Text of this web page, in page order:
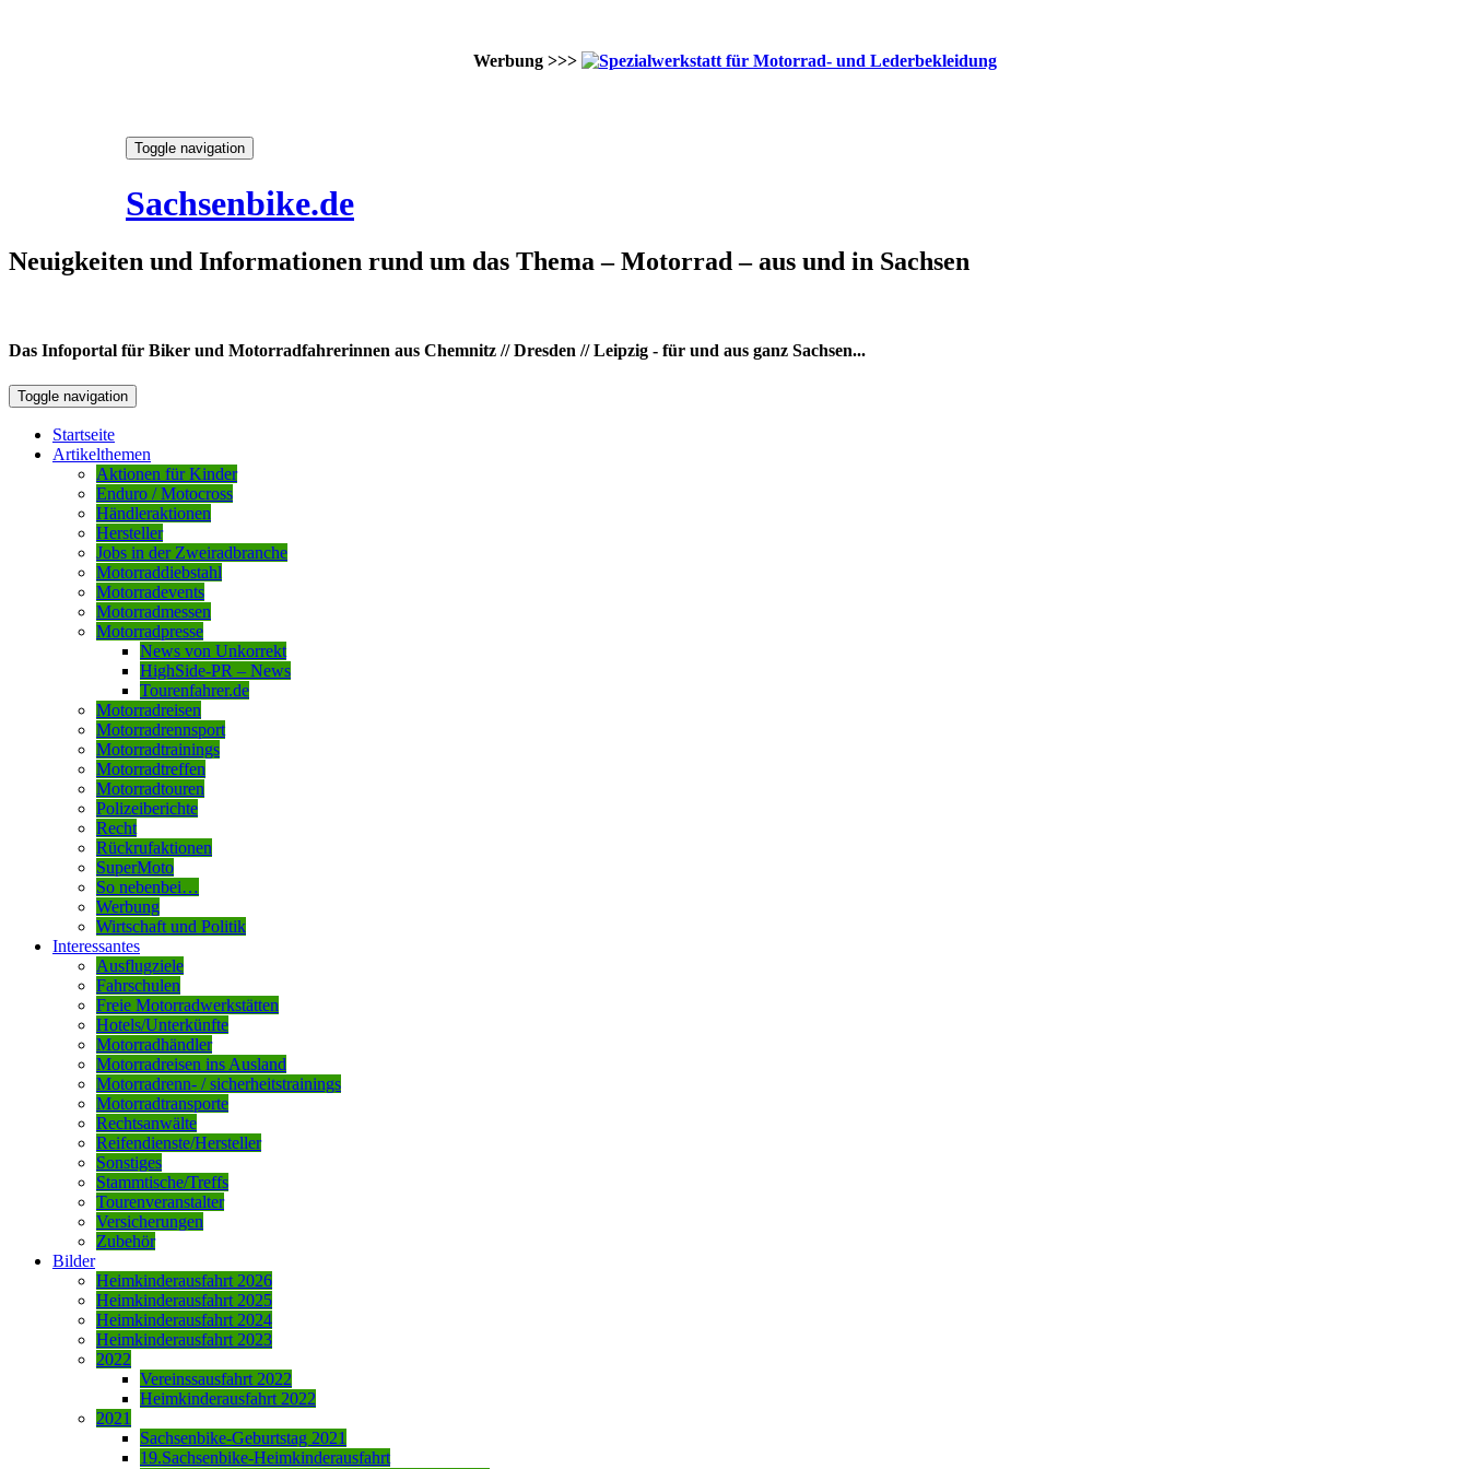
Werbung >>>
Toggle navigation
Sachsenbike.de
Neuigkeiten und Informationen rund um das Thema – Motorrad – aus und in Sachsen
Das Infoportal für Biker und Motorradfahrerinnen aus Chemnitz // Dresden // Leipzig - für und aus ganz Sachsen...
Toggle navigation
Startseite
Artikelthemen
Aktionen für Kinder
Enduro / Motocross
Händleraktionen
Hersteller
Jobs in der Zweiradbranche
Motorraddiebstahl
Motorradevents
Motorradmessen
Motorradpresse
News von Unkorrekt
HighSide-PR – News
Tourenfahrer.de
Motorradreisen
Motorradrennsport
Motorradtrainings
Motorradtreffen
Motorradtouren
Polizeiberichte
Recht
Rückrufaktionen
SuperMoto
So nebenbei…
Werbung
Wirtschaft und Politik
Interessantes
Ausflugziele
Fahrschulen
Freie Motorradwerkstätten
Hotels/Unterkünfte
Motorradhändler
Motorradreisen ins Ausland
Motorradrenn- / sicherheitstrainings
Motorradtransporte
Rechtsanwälte
Reifendienste/Hersteller
Sonstiges
Stammtische/Treffs
Tourenveranstalter
Versicherungen
Zubehör
Bilder
Heimkinderausfahrt 2026
Heimkinderausfahrt 2025
Heimkinderausfahrt 2024
Heimkinderausfahrt 2023
2022
Vereinssausfahrt 2022
Heimkinderausfahrt 2022
2021
Sachsenbike-Geburtstag 2021
19.Sachsenbike-Heimkinderausfahrt